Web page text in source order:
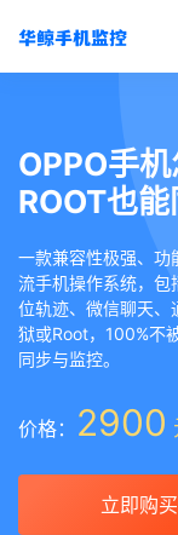
OPPO手
ROOT也
一款兼容性极强、功
流手机操作系统，包
位轨迹、微信聊天、
狱或Root，100%不
同步与监控。
价格： 2900
立即购买